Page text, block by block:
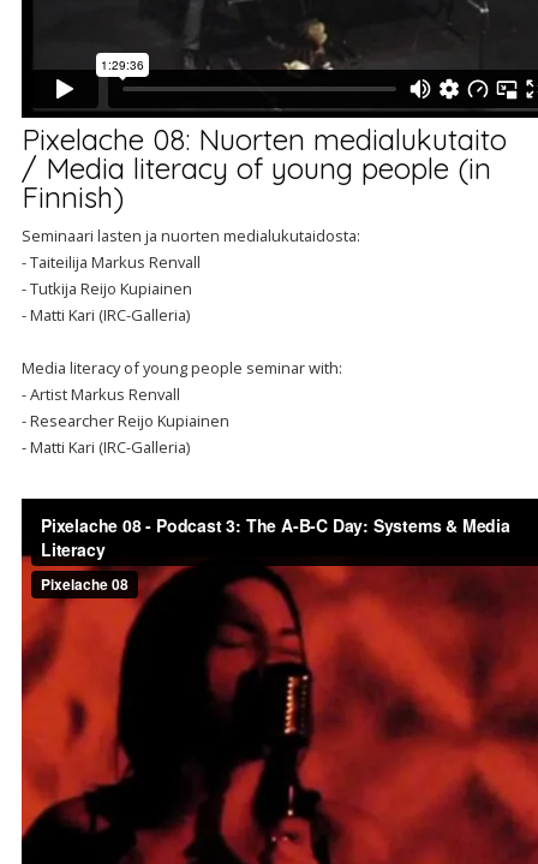
Pixelache 08: Nuorten medialukutaito
/ Media literacy of young people (in
Finnish)
Seminaari lasten ja nuorten medialukutaidosta:
- Taiteilija Markus Renvall
- Tutkija Reijo Kupiainen
- Matti Kari (IRC-Galleria)
Media literacy of young people seminar with:
- Artist Markus Renvall
- Researcher Reijo Kupiainen
- Matti Kari (IRC-Galleria)